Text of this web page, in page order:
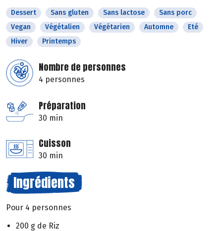
Dessert Sans gluten Sans lactose
Sans porc
Vegan
Végétalien Végétarien Automne
Eté
Hiver
Printemps
Nombre de personnes
4 personnes
Préparation
30 min
Cuisson
30 min
Ingrédients
Pour 4 personnes
200 g de Riz